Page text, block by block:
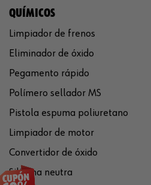
QUÍMICOS
Limpiador de frenos
Eliminador de óxido
Pegamento rápido
Polímero sellador MS
Pistola espuma poliuretano
Limpiador de motor
Convertidor de óxido
Silicona neutra